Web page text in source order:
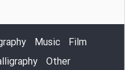
Music
Film
Other